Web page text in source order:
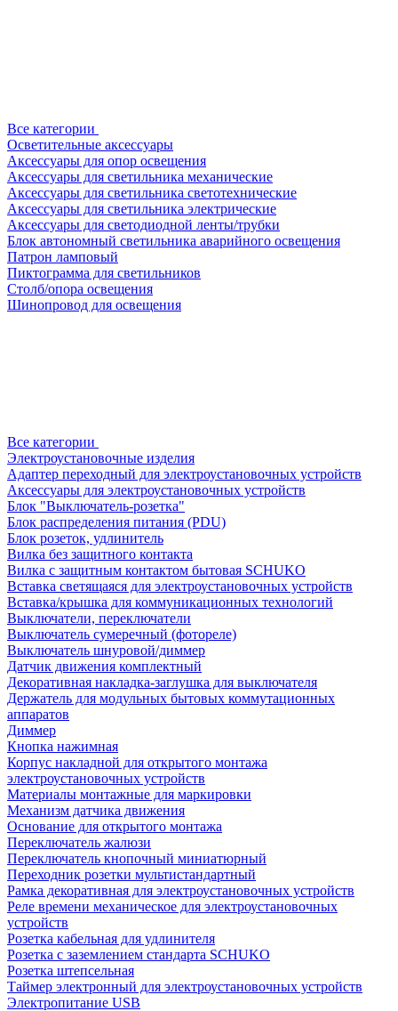
Все категории
Осветительные аксессуары
Аксессуары для опор освещения
Аксессуары для светильника механические
Аксессуары для светильника светотехнические
Аксессуары для светильника электрические
Аксессуары для светодиодной ленты/трубки
Блок автономный светильника аварийного освещения
Патрон ламповый
Пиктограмма для светильников
Столб/опора освещения
Шинопровод для освещения
Все категории
Электроустановочные изделия
Адаптер переходный для электроустановочных устройств
Аксессуары для электроустановочных устройств
Блок "Выключатель-розетка"
Блок распределения питания (PDU)
Блок розеток, удлинитель
Вилка без защитного контакта
Вилка с защитным контактом бытовая SCHUKO
Вставка светящаяся для электроустановочных устройств
Вставка/крышка для коммуникационных технологий
Выключатели, переключатели
Выключатель сумеречный (фотореле)
Выключатель шнуровой/диммер
Датчик движения комплектный
Декоративная накладка-заглушка для выключателя
Держатель для модульных бытовых коммутационных
аппаратов
Диммер
Кнопка нажимная
Корпус накладной для открытого монтажа
электроустановочных устройств
Материалы монтажные для маркировки
Механизм датчика движения
Основание для открытого монтажа
Переключатель жалюзи
Переключатель кнопочный миниатюрный
Переходник розетки мультистандартный
Рамка декоративная для электроустановочных устройств
Реле времени механическое для электроустановочных
устройств
Розетка кабельная для удлинителя
Розетка с заземлением стандарта SCHUKO
Розетка штепсельная
Таймер электронный для электроустановочных устройств
Электропитание USB